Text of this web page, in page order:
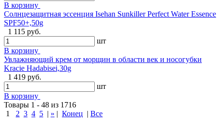
В корзину
Солнцезащитная эссенция Isehan Sunkiller Perfect Water Essence
SPF50+,50g
1 115 руб.
шт
В корзину
Увлажняющий крем от морщин в области век и носогубки
Kracie Hadabisei,30g
1 419 руб.
шт
В корзину
Товары 1 - 48 из 1716
1
2 3 4 5 | » | Конец | Все